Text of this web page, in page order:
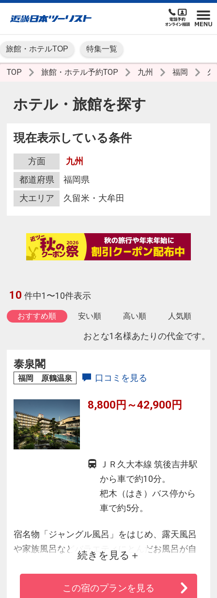
旅館・ホテルTOP 特集一覧
TOP 旅館・ホテル予約TOP 九州 福岡
ホテル・旅館を探す
現在表示している条件
方面
九州
都道府県
福岡県
大エリア
久留米・大牟田
10 件中1〜10件表示
おすすめ順 安い順 高い順 人気順
おとな1名様あたりの代金です。
泰泉閣
福岡 原鶴温泉 口コミを見る
8,800円～42,900円
ＪＲ久大本線 筑後吉井駅
から車で約10分。
杷木（はき）バス停から
車で約5分。
宿名物「ジャングル風呂」をはじめ、露天風呂
や家族風呂などバラエティにとんだお風呂が自
また筑後川の肥沃な土地からできた豊富な農産
物も盛り込み、手作りにこだわった料理も好評
続きを見る
この宿のプランを見る